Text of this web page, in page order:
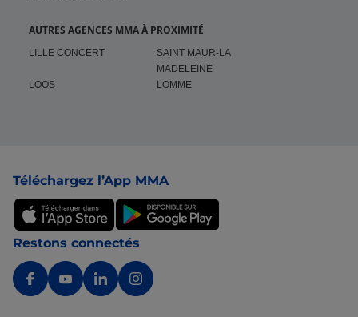
AUTRES AGENCES MMA À PROXIMITÉ
LILLE CONCERT
SAINT MAUR-LA
MADELEINE
LOOS
LOMME
Téléchargez l’App MMA
Restons connectés